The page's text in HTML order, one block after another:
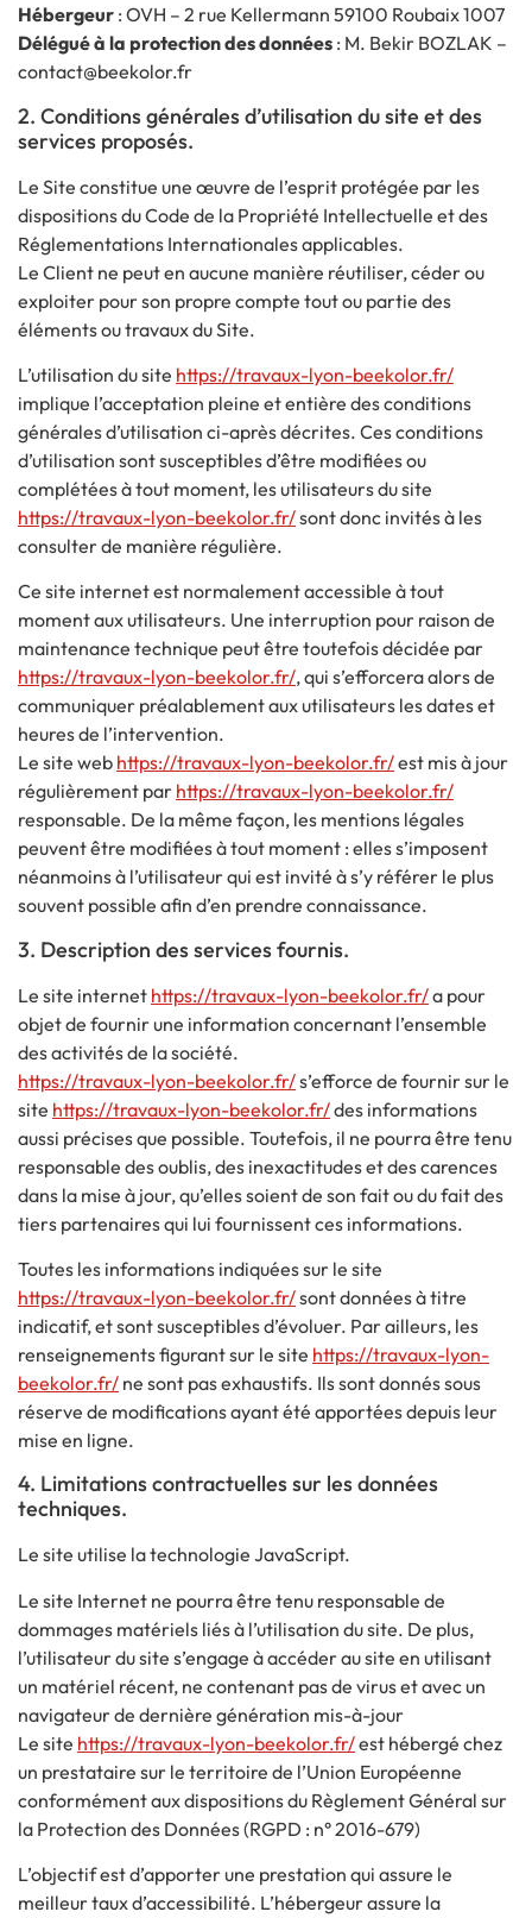
Hébergeur : OVH – 2 rue Kellermann 59100 Roubaix 1007
Délégué à la protection des données : M. Bekir BOZLAK –
contact@beekolor.fr
2. Conditions générales d’utilisation du site et des
services proposés.
Le Site constitue une œuvre de l’esprit protégée par les
dispositions du Code de la Propriété Intellectuelle et des
Réglementations Internationales applicables.
Le Client ne peut en aucune manière réutiliser, céder ou
exploiter pour son propre compte tout ou partie des
éléments ou travaux du Site.
L’utilisation du site https://travaux-lyon-beekolor.fr/
implique l’acceptation pleine et entière des conditions
générales d’utilisation ci-après décrites. Ces conditions
d’utilisation sont susceptibles d’être modifiées ou
complétées à tout moment, les utilisateurs du site
https://travaux-lyon-beekolor.fr/sont donc invités à les
consulter de manière régulière.
Ce site internet est normalement accessible à tout
moment aux utilisateurs. Une interruption pour raison de
maintenance technique peut être toutefois décidée par
https://travaux-lyon-beekolor.fr/, qui s’efforcera alors de
communiquer préalablement aux utilisateurs les dates et
heures de l’intervention.
Le site web https://travaux-lyon-beekolor.fr/est mis à jour
régulièrement par https://travaux-lyon-beekolor.fr/
responsable. De la même façon, les mentions légales
peuvent être modifiées à tout moment : elles s’imposent
néanmoins à l’utilisateur qui est invité à s’y référer le plus
souvent possible afin d’en prendre connaissance.
3. Description des services fournis.
Le site internet https://travaux-lyon-beekolor.fr/a pour
objet de fournir une information concernant l’ensemble
des activités de la société.
https://travaux-lyon-beekolor.fr/s’efforce de fournir sur le
site https://travaux-lyon-beekolor.fr/des informations
aussi précises que possible. Toutefois, il ne pourra être tenu
responsable des oublis, des inexactitudes et des carences
dans la mise à jour, qu’elles soient de son fait ou du fait des
tiers partenaires qui lui fournissent ces informations.
Toutes les informations indiquées sur le site
https://travaux-lyon-beekolor.fr/sont données à titre
indicatif, et sont susceptibles d’évoluer. Par ailleurs, les
renseignements figurant sur le site https://travaux-lyon-
beekolor.fr/ ne sont pas exhaustifs. Ils sont donnés sous
réserve de modifications ayant été apportées depuis leur
mise en ligne.
4. Limitations contractuelles sur les données
techniques.
Le site utilise la technologie JavaScript.
Le site Internet ne pourra être tenu responsable de
dommages matériels liés à l’utilisation du site. De plus,
l’utilisateur du site s’engage à accéder au site en utilisant
un matériel récent, ne contenant pas de virus et avec un
navigateur de dernière génération mis-à-jour
Le site https://travaux-lyon-beekolor.fr/est hébergé chez
un prestataire sur le territoire de l’Union Européenne
conformément aux dispositions du Règlement Général sur
la Protection des Données (RGPD : n° 2016-679)
L’objectif est d’apporter une prestation qui assure le
meilleur taux d’accessibilité. L’hébergeur assure la